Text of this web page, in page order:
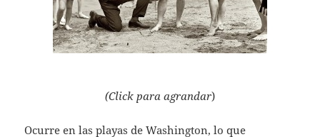
(Click para agrandar)
Ocurre en las playas de Washington, lo que